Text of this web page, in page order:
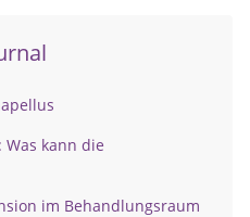
kann die
im Behandlungsraum